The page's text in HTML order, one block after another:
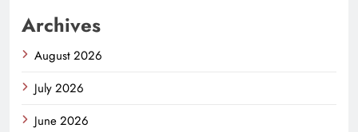
Archives
August 2026
July 2026
June 2026